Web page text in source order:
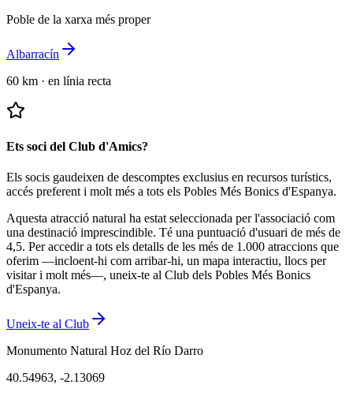
Poble de la xarxa més proper
Albarracín
60 km · en línia recta
Ets soci del Club d'Amics?
Els socis gaudeixen de descomptes exclusius en recursos turístics,
accés preferent i molt més a tots els Pobles Més Bonics d'Espanya.
Aquesta atracció natural ha estat seleccionada per l'associació com
una destinació imprescindible. Té una puntuació d'usuari de més de
4,5. Per accedir a tots els detalls de les més de 1.000 atraccions que
oferim —incloent-hi com arribar-hi, un mapa interactiu, llocs per
visitar i molt més—, uneix-te al Club dels Pobles Més Bonics
d'Espanya.
Uneix-te al Club
Monumento Natural Hoz del Río Darro
40.54963, -2.13069